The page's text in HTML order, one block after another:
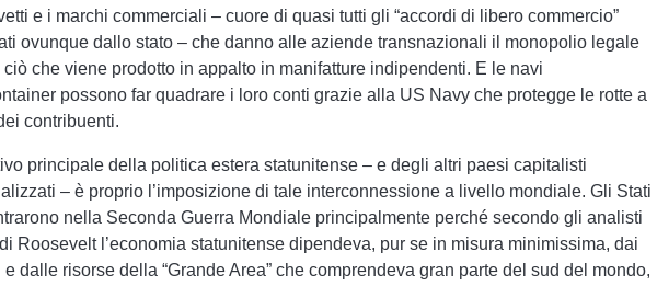
e i marchi commerciali – cuore di quasi tutti gli “accordi di libero commercio”
ovunque dallo stato – che danno alle aziende transnazionali il monopolio legale
ciò che viene prodotto in appalto in manifatture indipendenti. E le navi
possono far quadrare i loro conti grazie alla US Navy che protegge le rotte a
contribuenti.
principale della politica estera statunitense – e degli altri paesi capitalisti
– è proprio l’imposizione di tale interconnessione a livello mondiale. Gli Stati
nella Seconda Guerra Mondiale principalmente perché secondo gli analisti
Roosevelt l’economia statunitense dipendeva, pur se in misura minimissima, dai
e dalle risorse della “Grande Area” che comprendeva gran parte del sud del mondo,